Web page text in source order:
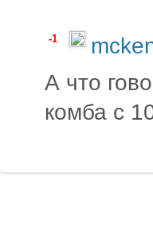
-1
А что
комба с